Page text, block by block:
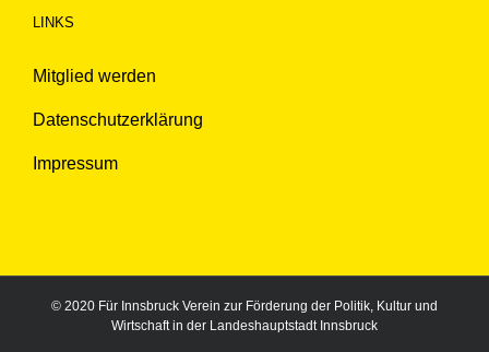
LINKS
Mitglied werden
Datenschutzerklärung
Impressum
© 2020 Für Innsbruck Verein zur Förderung der Politik, Kultur und
Wirtschaft in der Landeshauptstadt Innsbruck